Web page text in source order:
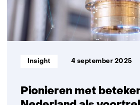
quantumchips
steeds
sneller
getest
Pionieren met
Informatietype:
Insight 4 september 2025